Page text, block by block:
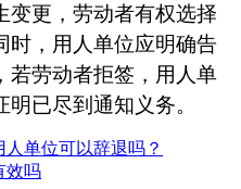
变更，劳动者有权选择
， 用人单位应明确告
若劳动者拒签，用人单
已尽到通知义务。
单位可以辞退吗？
效吗